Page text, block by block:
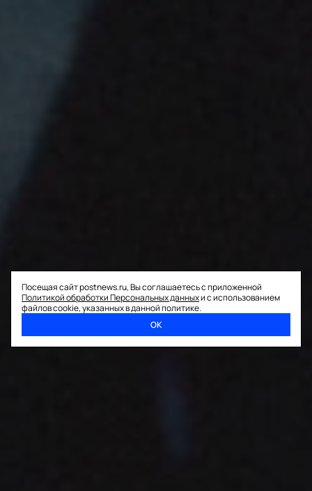
Посещая сайт postnews.ru, Вы соглашаетесь с приложенной
Политикой обработки Персональных данныхи с использованием
файлов cookie, указанных в данной политике.
ОК